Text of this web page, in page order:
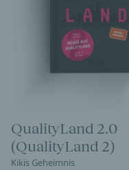
QualityLand 2.0
(QualityLand 2)
Kikis Geheimnis